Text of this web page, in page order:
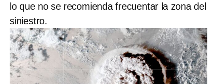
lo que no se recomienda frecuentar la zona del
siniestro.